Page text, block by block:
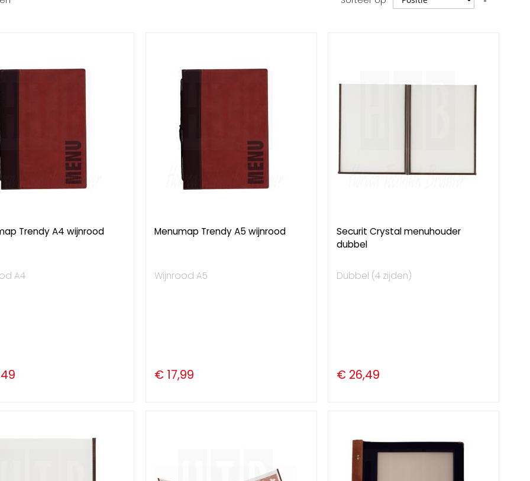
Trendy A4 wijnrood
A4
Menumap Trendy A5 wijnrood
Wijnrood A5
€ 17,99
Securit Crystal menuhouder
dubbel
Dubbel (4 zijden)
€ 26,49